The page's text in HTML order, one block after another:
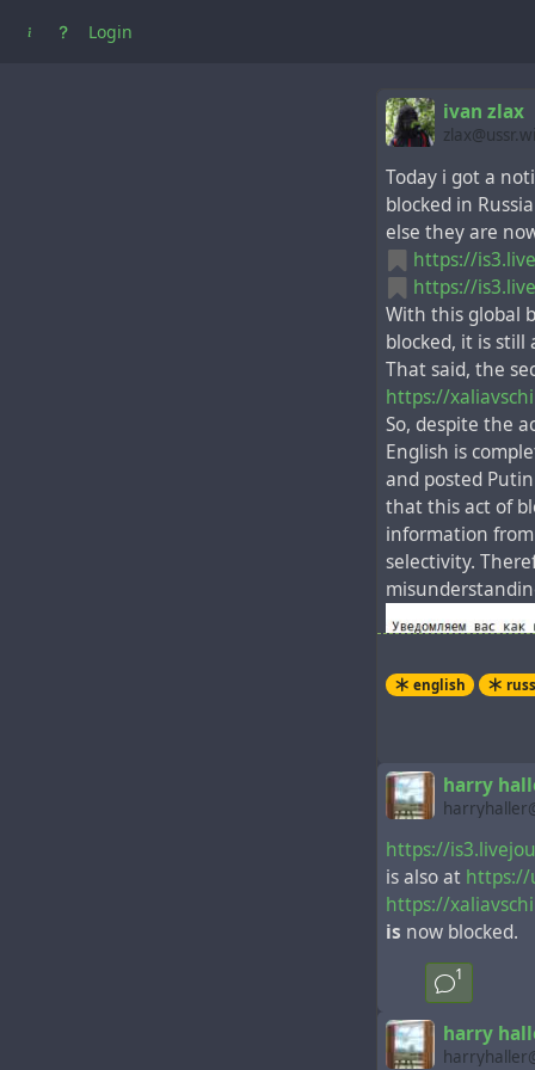
Login
ivan zlax
Today i got a
blocked in
else they are
https://
https://
With this global
blocked, it is still
That said, the
https://
So, despite the
English is
and posted
that this act of
information
selectivity.
english
harry
https://
is also at https://
https://
is now blocked.
1
harry